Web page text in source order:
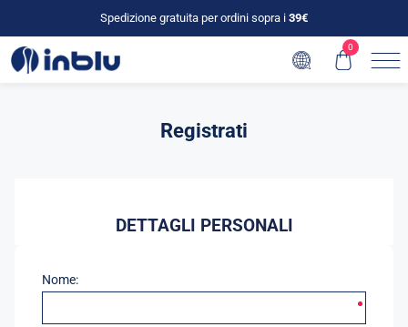
Spedizione gratuita per ordini sopra i 39€
0
Registrati
DETTAGLI PERSONALI
Nome: